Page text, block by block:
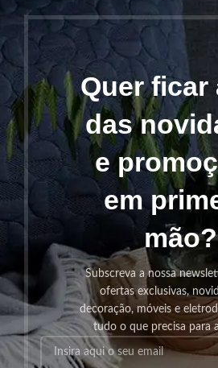
Quer ficar
das
e
em
mão?
Subscreva a nossa
ofertas exclusivas,
decoração, móveis e
tudo o que precisa para